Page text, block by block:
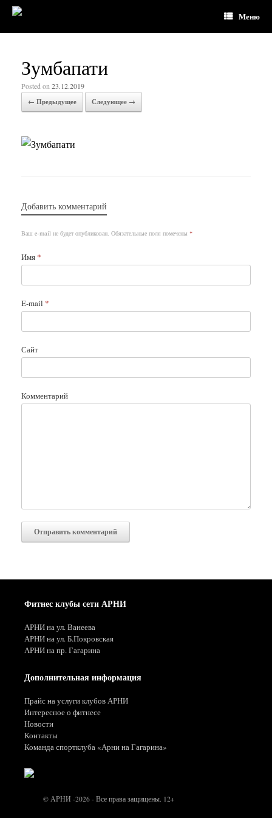
Меню
Зумбапати
Posted on 23.12.2019
← Предыдущее
Следующее →
Добавить комментарий
Ваш e-mail не будет опубликован. Обязательные поля помечены *
Имя *
E-mail *
Сайт
Комментарий
Фитнес клубы сети АРНИ
АРНИ на ул. Ванеева
АРНИ на ул. Б.Покровская
АРНИ на пр. Гагарина
Дополнительная информация
Прайс на услуги клубов АРНИ
Интересное о фитнесе
Новости
Контакты
Команда спортклуба «Арни на Гагарина»
© АРНИ -2026 - Все права защищены. 12+